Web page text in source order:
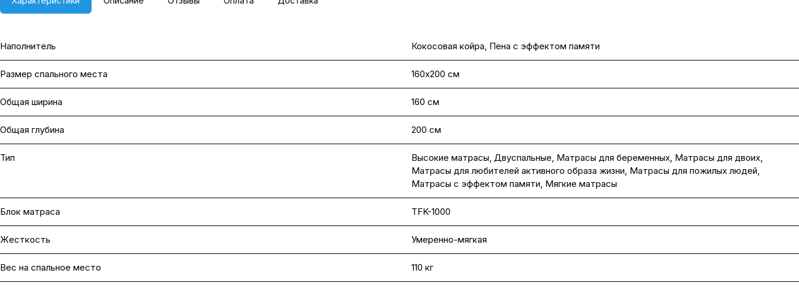
Наполнитель Кокосовая койра, Пена с эффектом памяти
Размер спального места 160х200 см
Общая ширина 160 см
Общая глубина 200 см
Тип Высокие матрасы, Двуспальные, Матрасы для беременных, Матрасы для двоих,
Матрасы для любителей активного образа жизни, Матрасы для пожилых людей,
Матрасы с эффектом памяти, Мягкие матрасы
Блок матраса TFK-1000
Жесткость Умеренно-мягкая
Вес на cпальное место 110 кг